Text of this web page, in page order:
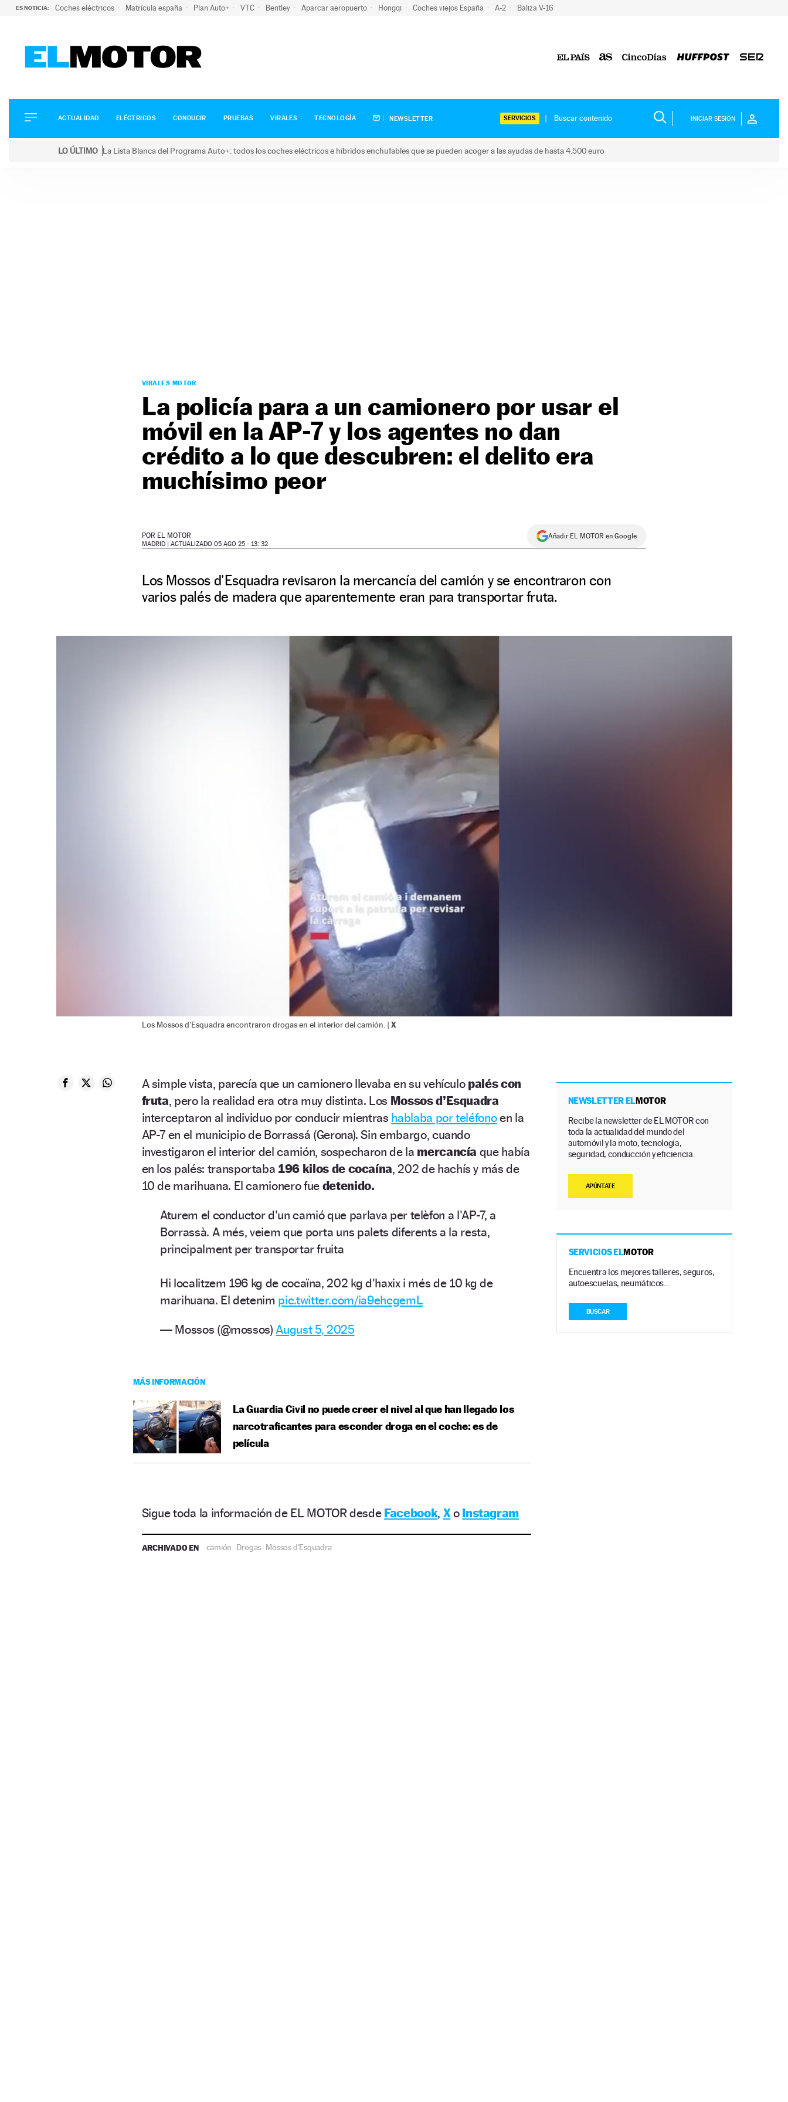
ES NOTICIA: Coches eléctricos Matrícula españa Plan Auto+ VTC Bentley Aparcar aeropuerto Hongqi Coches viejos España A-2 Baliza V-16
ELÉCTRICOS
CONDUCIR
ACTUALIDAD ELÉCTRICOS CONDUCIR PRUEBAS VIRALES TECNOLOGÍA NEWSLETTER SERVICIOS INICIAR SESIÓN
LO ÚLTIMO La Lista Blanca del Programa Auto+: todos los coches eléctricos e híbridos enchufables que se pueden acoger a las ayudas de hasta 4.500 euro
VIRALES MOTOR
La policía para a un camionero por usar el
móvil en la AP-7 y los agentes no dan
crédito a lo que descubren: el delito era
muchísimo peor
POR EL MOTOR
MADRID | ACTUALIZADO 05 AGO 25 - 13: 32
Añadir EL MOTOR en Google
Los Mossos d'Esquadra revisaron la mercancía del camión y se encontraron con
varios palés de madera que aparentemente eran para transportar fruta.
Los Mossos d'Esquadra encontraron drogas en el interior del camión. | X
A simple vista, parecía que un camionero llevaba en su vehículo palés con
fruta, pero la realidad era otra muy distinta. Los Mossos d’Esquadra
interceptaron al individuo por conducir mientras hablaba por teléfonoen la
AP-7 en el municipio de Borrassá (Gerona). Sin embargo, cuando
investigaron el interior del camión, sospecharon de la mercancía que había
en los palés: transportaba 196 kilos de cocaína, 202 de hachís y más de
10 de marihuana. El camionero fue detenido.
Aturem el conductor d'un camió que parlava per telèfon a l'AP-7, a
Borrassà. A més, veiem que porta uns palets diferents a la resta,
principalment per transportar fruita
Hi localitzem 196 kg de cocaïna, 202 kg d'haxix i més de 10 kg de
marihuana. El detenim pic.twitter.com/ia9ehcgemL
— Mossos (@mossos) August 5, 2025
MÁS INFORMACIÓN
La Guardia Civil no puede creer el nivel al que han llegado los
narcotraficantes para esconder droga en el coche: es de
película
Sigue toda la información de EL MOTOR desde Facebook, Xo Instagram
ARCHIVADO EN camión ·Drogas ·Mossos d'Esquadra
NEWSLETTER ELMOTOR
Recibe la newsletter de EL MOTOR con
toda la actualidad del mundo del
automóvil y la moto, tecnología,
seguridad, conducción y eficiencia.
APÚNTATE
SERVICIOS ELMOTOR
Encuentra los mejores talleres, seguros,
autoescuelas, neumáticos…
BUSCAR